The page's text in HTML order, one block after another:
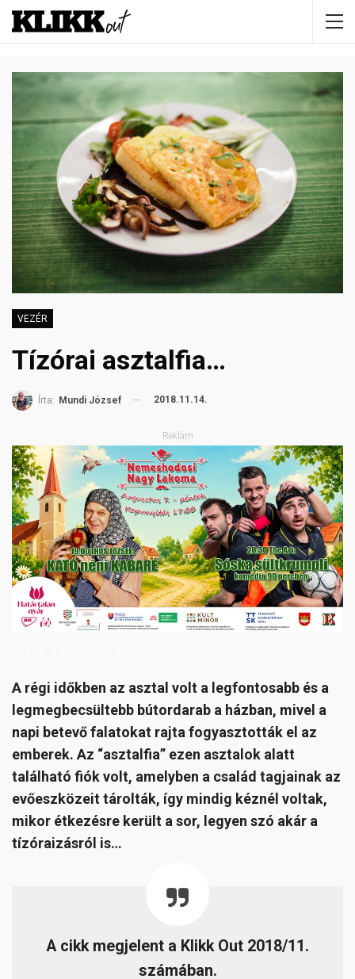
VEZÉR
Tízórai asztalfia…
Írta: Mundi József 2018.11.14.
Reklám
A régi időkben az asztal volt a legfontosabb és a
legmegbecsültebb bútordarab a házban, mivel a
napi betevő falatokat rajta fogyasztották el az
emberek. Az “asztalfia” ezen asztalok alatt
található fiók volt, amelyben a család tagjainak az
evőeszközeit tárolták, így mindig kéznél voltak,
mikor étkezésre került a sor, legyen szó akár a
tízóraizásról is…
A cikk megjelent a Klikk Out 2018/11.
számában.